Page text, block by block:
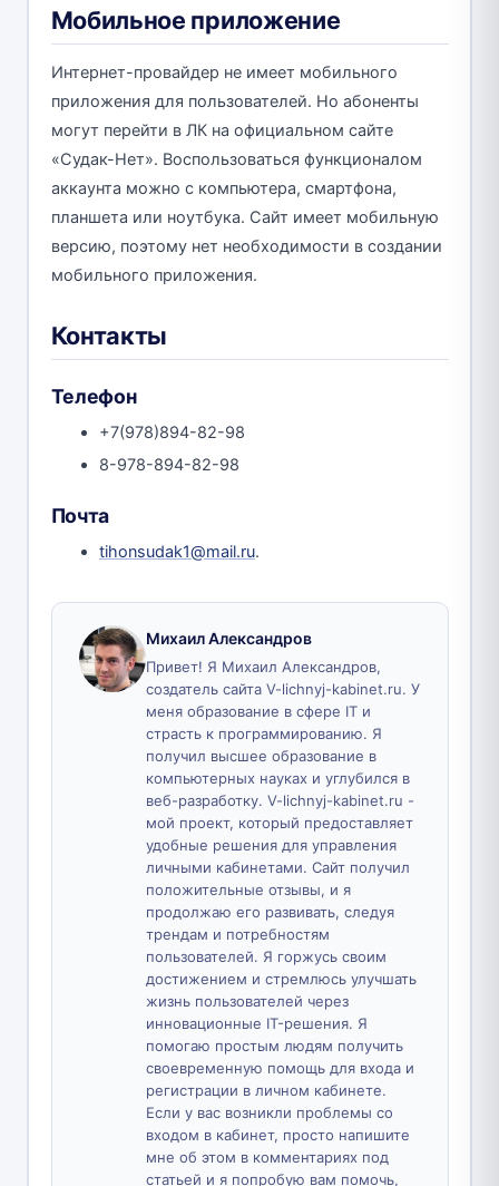
Мобильное приложение
Интернет-провайдер не имеет мобильного
приложения для пользователей. Но абоненты
могут перейти в ЛК на официальном сайте
«Судак-Нет». Воспользоваться функционалом
аккаунта можно с компьютера, смартфона,
планшета или ноутбука. Сайт имеет мобильную
версию, поэтому нет необходимости в создании
мобильного приложения.
Контакты
Телефон
+7(978)894-82-98
8-978-894-82-98
Почта
tihonsudak1@mail.ru.
Михаил Александров
Привет! Я Михаил Александров,
создатель сайта V-lichnyj-kabinet.ru. У
меня образование в сфере IT и
страсть к программированию. Я
получил высшее образование в
компьютерных науках и углубился в
веб-разработку. V-lichnyj-kabinet.ru -
мой проект, который предоставляет
удобные решения для управления
личными кабинетами. Сайт получил
положительные отзывы, и я
продолжаю его развивать, следуя
трендам и потребностям
пользователей. Я горжусь своим
достижением и стремлюсь улучшать
жизнь пользователей через
инновационные IT-решения. Я
помогаю простым людям получить
своевременную помощь для входа и
регистрации в личном кабинете.
Если у вас возникли проблемы со
входом в кабинет, просто напишите
мне об этом в комментариях под
статьей и я попробую вам помочь,